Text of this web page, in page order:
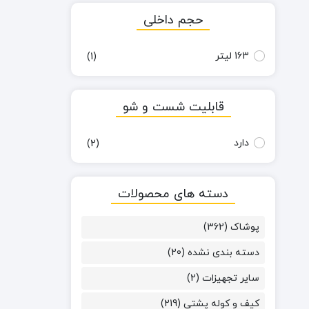
حجم داخلی
163 لیتر (1)
قابلیت شست و شو
دارد (2)
دسته های محصولات
پوشاک (362)
دسته بندی نشده (20)
سایر تجهیزات (2)
کیف و کوله پشتی (219)